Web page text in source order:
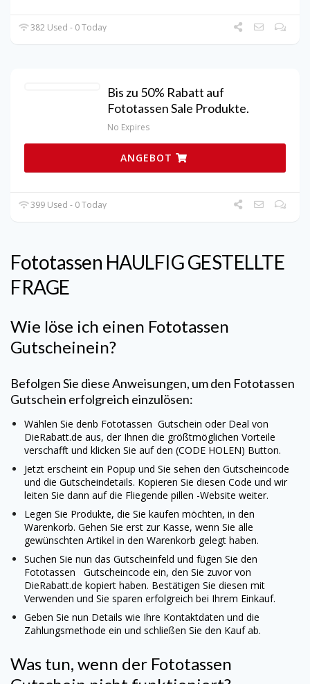
382 Used - 0 Today
Bis zu 50% Rabatt auf
Fototassen Sale Produkte.
No Expires
ANGEBOT
399 Used - 0 Today
Fototassen HAULFIG GESTELLTE
FRAGE
Wie löse ich einen Fototassen
Gutscheinein?
Befolgen Sie diese Anweisungen, um den Fototassen
Gutschein erfolgreich einzulösen:
Wählen Sie denb Fototassen Gutschein oder Deal von
DieRabatt.de aus, der Ihnen die größtmöglichen Vorteile
verschafft und klicken Sie auf den (CODE HOLEN) Button.
Jetzt erscheint ein Popup und Sie sehen den Gutscheincode
und die Gutscheindetails. Kopieren Sie diesen Code und wir
leiten Sie dann auf die Fliegende pillen -Website weiter.
Legen Sie Produkte, die Sie kaufen möchten, in den
Warenkorb. Gehen Sie erst zur Kasse, wenn Sie alle
gewünschten Artikel in den Warenkorb gelegt haben.
Suchen Sie nun das Gutscheinfeld und fügen Sie den
Fototassen
Gutscheincode ein, den Sie zuvor von
DieRabatt.de kopiert haben. Bestätigen Sie diesen mit
Verwenden und Sie sparen erfolgreich bei Ihrem Einkauf.
Geben Sie nun Details wie Ihre Kontaktdaten und die
Zahlungsmethode ein und schließen Sie den Kauf ab.
Was tun, wenn der Fototassen